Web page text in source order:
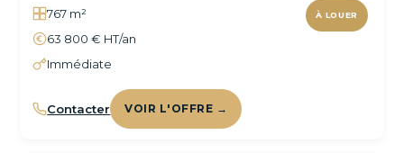
À LOUER
767 m²
63 800 € HT/an
Immédiate
Contacter VOIR L'OFFRE →